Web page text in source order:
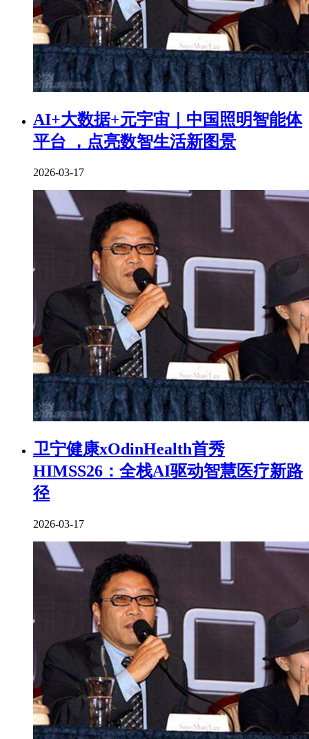
AI+大数据+元宇宙｜中国照明智能体
平台 ，点亮数智生活新图景
2026-03-17
卫宁健康xOdinHealth首秀
HIMSS26：全栈AI驱动智慧医疗新路
径
2026-03-17